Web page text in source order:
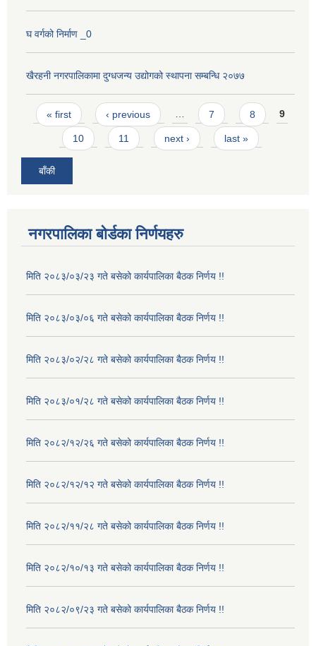
घ वर्गको निर्माण _0
खैरहनी नगरपालिकामा दुग्धजन्य उद्योगको स्थापना सम्बन्धि २०७७
Pages
« first ‹ previous … 7 8 9
10 11 next › last »
बाँकी
नगरपालिका बोर्डका निर्णयहरु
मिति २०८३/०३/२३ गते बसेको कार्यपालिका बैठक निर्णय !!
मिति २०८३/०३/०६ गते बसेको कार्यपालिका बैठक निर्णय !!
मिति २०८३/०२/२८ गते बसेको कार्यपालिका बैठक निर्णय !!
मिति २०८३/०१/२८ गते बसेको कार्यपालिका बैठक निर्णय !!
मिति २०८२/१२/२६ गते बसेको कार्यपालिका बैठक निर्णय !!
मिति २०८२/१२/१२ गते बसेको कार्यपालिका बैठक निर्णय !!
मिति २०८२/११/२८ गते बसेको कार्यपालिका बैठक निर्णय !!
मिति २०८२/१०/१३ गते बसेको कार्यपालिका बैठक निर्णय !!
मिति २०८२/०९/२३ गते बसेको कार्यपालिका बैठक निर्णय !!